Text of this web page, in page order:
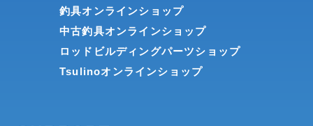
釣具オンラインショップ
中古釣具オンラインショップ
ロッドビルディングパーツショップ
Tsulinoオンラインショップ